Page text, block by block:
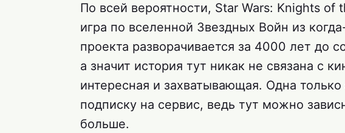
По всей вероятности, Star Wars: Knights
игра по вселенной Звездных Войн из
проекта разворачивается за 4000 лет до
а значит история тут никак не связана с
интересная и захватывающая. Одна
подписку на сервис, ведь тут можно
больше.